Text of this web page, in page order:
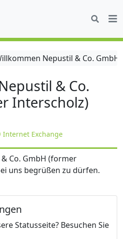
Nepustil & Co.
& Co.
Interscholz)
Internet Exchange
Co. GmbH (former
uns begrüßen zu dürfen.
Statusseite? Besuchen Sie